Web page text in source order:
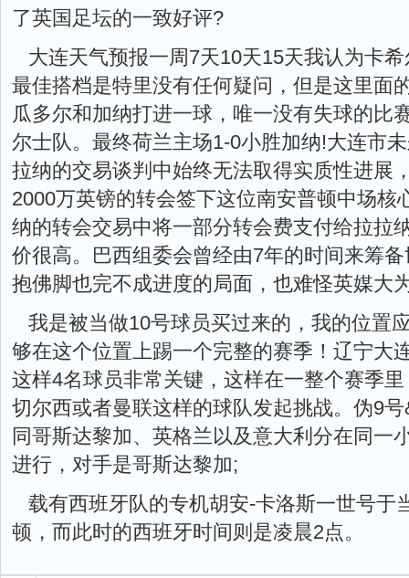
了英国足坛的一致好评?
大连天气预报一周7天10天15天我认为卡
最佳搭档是特里没有任何疑问，但是这里面
瓜多尔和加纳打进一球，唯一没有失球的比
尔士队。最终荷兰主场1-0小胜加纳!大连市
拉纳的交易谈判中始终无法取得实质性进展
2000万英镑的转会签下这位南安普顿中场核
纳的转会交易中将一部分转会费支付给拉拉
价很高。巴西组委会曾经由7年的时间来筹
抱佛脚也完不成进度的局面，也难怪英媒大
我是被当做10号球员买过来的，我的位置
够在这个位置上踢一个完整的赛季！辽宁大
这样4名球员非常关键，这样在一整个赛季
切尔西或者曼联这样的球队发起挑战。伪9
同哥斯达黎加、英格兰以及意大利分在同一
进行，对手是哥斯达黎加;
载有西班牙队的专机胡安-卡洛斯一世号于
顿，而此时的西班牙时间则是凌晨2点。